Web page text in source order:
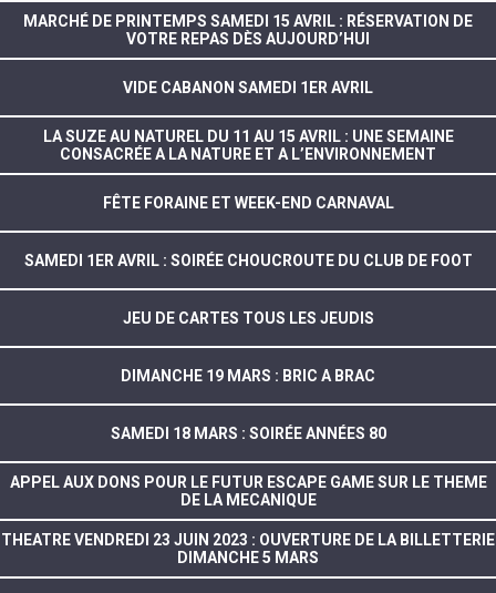
MARCHÉ DE PRINTEMPS SAMEDI 15 AVRIL : RÉSERVATION DE
VOTRE REPAS DÈS AUJOURD’HUI
VIDE CABANON SAMEDI 1ER AVRIL
LA SUZE AU NATUREL DU 11 AU 15 AVRIL : UNE SEMAINE
CONSACRÉE A LA NATURE ET A L’ENVIRONNEMENT
FÊTE FORAINE ET WEEK-END CARNAVAL
SAMEDI 1ER AVRIL : SOIRÉE CHOUCROUTE DU CLUB DE FOOT
JEU DE CARTES TOUS LES JEUDIS
DIMANCHE 19 MARS : BRIC A BRAC
SAMEDI 18 MARS : SOIRÉE ANNÉES 80
APPEL AUX DONS POUR LE FUTUR ESCAPE GAME SUR LE THEME
DE LA MECANIQUE
THEATRE VENDREDI 23 JUIN 2023 : OUVERTURE DE LA BILLETTERIE
DIMANCHE 5 MARS